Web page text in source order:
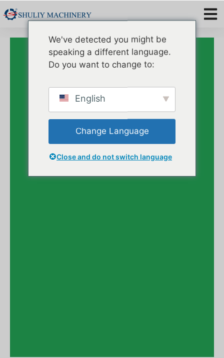
Не Будь Чужим
Связаться С
Нами.
We've detected you might be
speaking a different language.
Do you want to change to:
English
Change Language
Close and do not switch language